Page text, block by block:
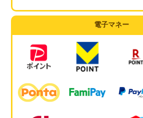
電子マネー